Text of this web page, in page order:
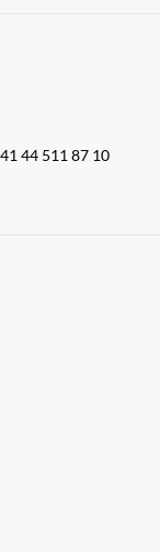
44 511 87 10